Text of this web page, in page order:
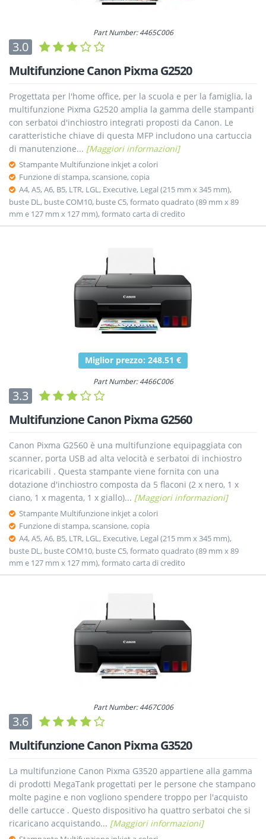
Part Number: 4465C006
3.0
Multifunzione Canon Pixma G2520
Progettata per l'home office, per la scuola e per la famiglia, la
multifunzione Pixma G2520 amplia la gamma delle stampanti
con serbatoi d'inchiostro integrati proposti da Canon. Le
caratteristiche chiave di questa MFP includono una cartuccia
di manutenzione... [Maggiori informazioni]
Stampante Multifunzione inkjet a colori
Funzione di stampa, scansione, copia
A4, A5, A6, B5, LTR, LGL, Executive, Legal (215 mm x 345 mm),
buste DL, buste COM10, buste C5, formato quadrato (89 mm x 89
mm e 127 mm x 127 mm), formato carta di credito
Miglior prezzo: 248.51 €
Part Number: 4466C006
3.3
Multifunzione Canon Pixma G2560
Canon Pixma G2560 è una multifunzione equipaggiata con
scanner, porta USB ad alta velocità e serbatoi di inchiostro
ricaricabili . Questa stampante viene fornita con una
dotazione d'inchiostro composta da 5 flaconi (2 x nero, 1 x
ciano, 1 x magenta, 1 x giallo)... [Maggiori informazioni]
Stampante Multifunzione inkjet a colori
Funzione di stampa, scansione, copia
A4, A5, A6, B5, LTR, LGL, Executive, Legal (215 mm x 345 mm),
buste DL, buste COM10, buste C5, formato quadrato (89 mm x 89
mm e 127 mm x 127 mm), formato carta di credito
Part Number: 4467C006
3.6
Multifunzione Canon Pixma G3520
La multifunzione Canon Pixma G3520 appartiene alla gamma
di prodotti MegaTank progettati per le persone che stampano
molte pagine e non vogliono spendere troppo per l'acquisto
delle cartucce . Questo dispositivo ha quattro serbatoi che si
ricaricano acquistando... [Maggiori informazioni]